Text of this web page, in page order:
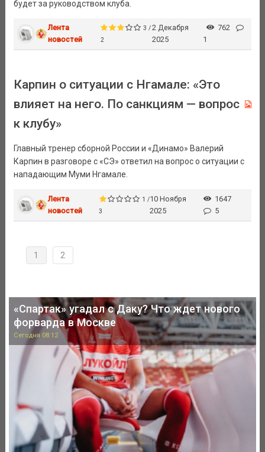
будет за руководством клуба.
Лента
новостей
3 /
2
2 Декабря
2025
762
1
Карпин о ситуации с Нгамале: «Это
влияет на него. По санкциям — вопрос
к клубу»
Главный тренер сборной России и «Динамо» Валерий
Карпин в разговоре с «СЭ» ответил на вопрос о ситуации с
нападающим Муми Нгамале.
Лента
новостей
1 /
3
10 Ноября
2025
1647
5
1 2
«Спартак» угадал с Даку? Что ждет нового
форварда в Москве
Сегодня 08:12